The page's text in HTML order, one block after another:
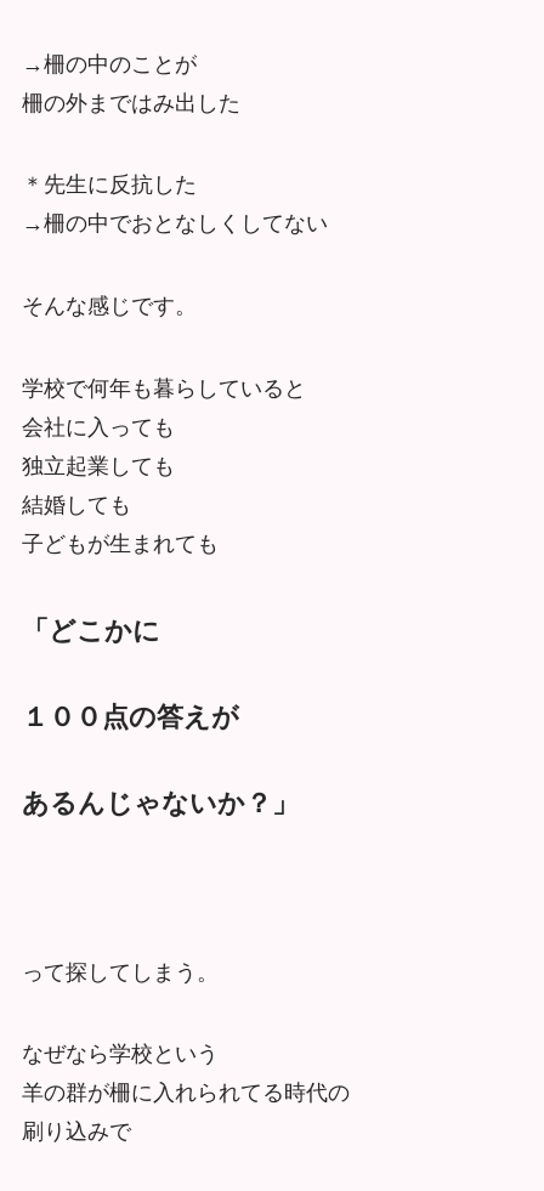
→柵の中のことが
柵の外まではみ出した
＊先生に反抗した
→柵の中でおとなしくしてない
そんな感じです。
学校で何年も暮らしていると
会社に入っても
独立起業しても
結婚しても
子どもが生まれても
「どこかに
１００点の答えが
あるんじゃないか？」
って探してしまう。
なぜなら学校という
羊の群が柵に入れられてる時代の
刷り込みで